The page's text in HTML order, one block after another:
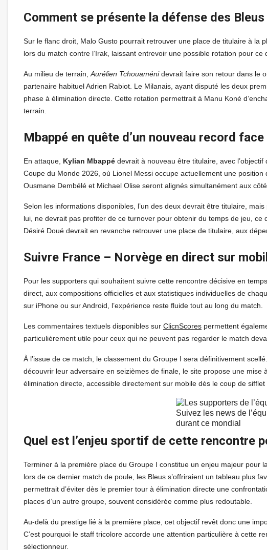
Comment se présente la défense des Bleus
Sur le flanc droit, Malo Gusto pourrait retrouver une place de titulaire à la
lors du match contre l’Irak, laissant entrevoir une possible rotation pour ce
Au milieu de terrain, Aurélien Tchouaménidevrait faire son retour dans le
partenaire habituel Adrien Rabiot. Le Milanais, ayant disputé les deux
phase à élimination directe. Cette rotation permettrait à Manu Koné
terrain.
Mbappé en quête d’un nouveau record
En attaque, Kylian Mbappé devrait à nouveau être titulaire, avec
Coupe du Monde 2026, où Lionel Messi occupe actuellement une
Ousmane Dembélé et Michael Olise seront alignés simultanément aux
Selon les informations disponibles, l’un des deux devrait être titulaire,
lui, ne devrait pas profiter de ce turnover pour obtenir du temps de jeu,
Désiré Doué devrait en revanche retrouver une place de titulaire, aux
Suivre France – Norvège en direct sur
Pour les supporters qui souhaitent suivre cette rencontre décisive en
direct, aux compositions officielles et aux statistiques individuelles de
sur iPhone ou sur Android, l’expérience reste fluide tout au long du match.
Les commentaires textuels disponibles sur ClicnScores permettent
particulièrement utile pour ceux qui ne peuvent pas regarder le match
À l’issue de ce match, le classement du Groupe I sera définitivement
découvrir leur adversaire en seizièmes de finale, le site propose une
élimination directe, accessible directement sur mobile dès le coup de sifflet
Suivez les news de
durant ce mondial
Quel est l’enjeu sportif de cette rencontre
Terminer à la première place du Groupe I constitue un enjeu majeur pour
lors de ce dernier match de poule, les Bleus s’offriraient un tableau plus
permettrait d’éviter dès le premier tour à élimination directe une
places d’un autre groupe, souvent considérée comme plus redoutable.
Au-delà du prestige lié à la première place, cet objectif revêt donc une
C’est pourquoi le staff tricolore accorde une attention particulière à cette
sélectionneur.